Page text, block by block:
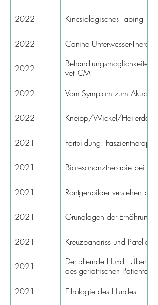
2022 Kinesiologisches Taping
2022 Canine Unterwasser-Therapie
2022
Behandlungsmöglichkeiten
vetTCM
2022
Vom Symptom zum
2022 Kneipp/Wickel/Heilerde
2021 Fortbildung: Faszientherapie
2021 Bioresonanztherapie bei
2021 Röntgenbilder verstehen
2021 Grundlagen der Ernährung
2021 Kreuzbandriss und
2021
Der alternde Hund -
des geriatrischen Patienten
2021
Ethologie des Hundes